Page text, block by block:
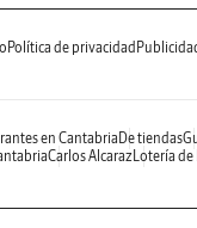
Política de privacidad
en Cantabria De tiendas
Carlos AlcarazLotería de